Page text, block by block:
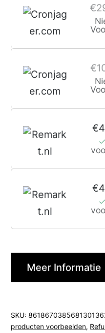
Meer Informatie
SKU:
producten voorbeelden,